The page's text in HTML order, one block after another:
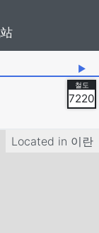
▶
7220
Located in 이란